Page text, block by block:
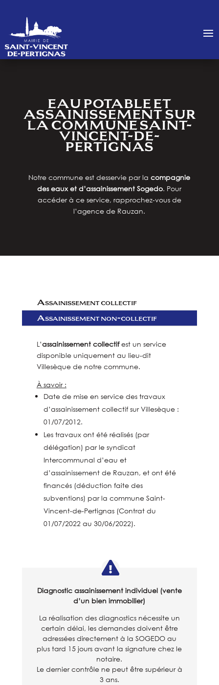
EAU POTABLE ET
ASSAINISSEMENT SUR
LA COMMUNE SAINT-
VINCENT-DE-
PERTIGNAS
Notre commune est desservie par lacompagnie
des eaux et d’assainissement Sogedo. Pour
accéder à ce service, rapprochez-vous de
l’agence de Rauzan.
Assainissement collectif
Assainissement non-collectif
L’assainissement collectifest un service
disponible uniquement au lieu-dit
Villesèque de notre commune.
À savoir :
Date de mise en service des travaux
d’assainissement collectif sur Villesèque :
01/07/2012.
Les travaux ont été réalisés (par
délégation) par le syndicat
Intercommunal d’eau et
d’assainissement de Rauzan, et ont été
financés (déduction faite des
subventions) par la commune Saint-
Vincent-de-Pertignas (Contrat du
01/07/2022 au 30/06/2022).
Diagnostic assainissement individuel (vente
d’un bien immobilier)
La réalisation des diagnostics nécessite un
certain délai, les demandes doivent être
adressées directement à la SOGEDO au
plus tard 15 jours avant la signature chez le
notaire.
Le dernier contrôle ne peut être supérieur à
3 ans.